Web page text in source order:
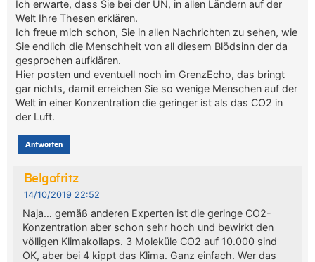
Ich erwarte, dass Sie bei der UN, in allen Ländern auf der
Welt Ihre Thesen erklären.
Ich freue mich schon, Sie in allen Nachrichten zu sehen, wie
Sie endlich die Menschheit von all diesem Blödsinn der da
gesprochen aufklären.
Hier posten und eventuell noch im GrenzEcho, das bringt
gar nichts, damit erreichen Sie so wenige Menschen auf der
Welt in einer Konzentration die geringer ist als das CO2 in
der Luft.
Antworten
Belgofritz
14/10/2019 22:52
Naja… gemäß anderen Experten ist die geringe CO2-
Konzentration aber schon sehr hoch und bewirkt den
völligen Klimakollaps. 3 Moleküle CO2 auf 10.000 sind
OK, aber bei 4 kippt das Klima. Ganz einfach. Wer das